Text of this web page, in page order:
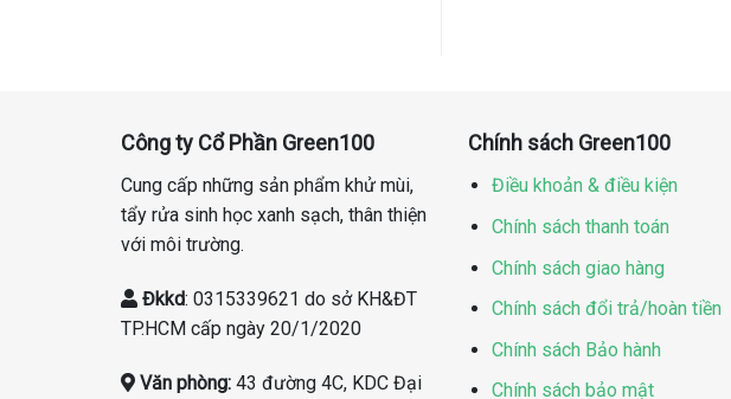
Công ty Cổ Phần Green100
Cung cấp những sản phẩm khử mùi,
tẩy rửa sinh học xanh sạch, thân thiện
với môi trường.
Đkkd: 0315339621 do sở KH&ĐT
TP.HCM cấp ngày 20/1/2020
Văn phòng: 43 đường 4C, KDC Đại
Chính sách Green100
Điều khoản & điều kiện
Chính sách thanh toán
Chính sách giao hàng
Chính sách đổi trả/hoàn tiền
Chính sách Bảo hành
Chính sách bảo mật